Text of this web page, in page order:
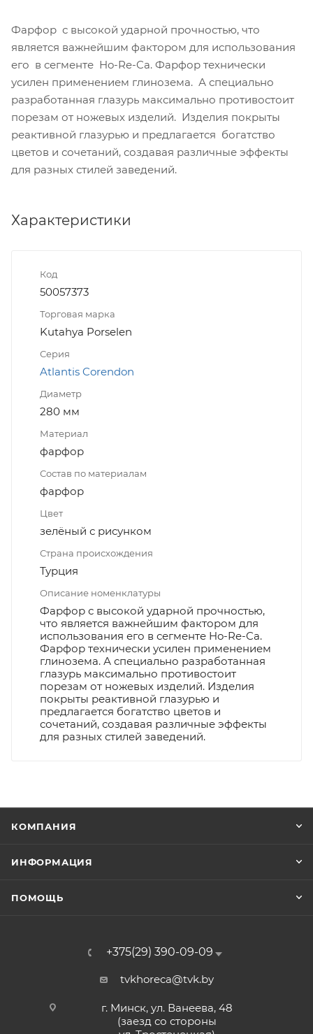
Фарфор с высокой ударной прочностью, что
является важнейшим фактором для использования
его в сегменте Ho-Re-Ca. Фарфор технически
усилен применением глинозема. А специально
разработанная глазурь максимально противостоит
порезам от ножевых изделий. Изделия покрыты
реактивной глазурью и предлагается богатство
цветов и сочетаний, создавая различные эффекты
для разных стилей заведений.
Характеристики
Код
50057373
Торговая марка
Kutahya Porselen
Серия
Atlantis Corendon
Диаметр
280 мм
Материал
фарфор
Состав по материалам
фарфор
Цвет
зелёный с рисунком
Страна происхождения
Турция
Описание номенклатуры
Фарфор с высокой ударной прочностью,
что является важнейшим фактором для
использования его в сегменте Ho-Re-Ca.
Фарфор технически усилен применением
глинозема. А специально разработанная
глазурь максимально противостоит
порезам от ножевых изделий. Изделия
покрыты реактивной глазурью и
предлагается богатство цветов и
сочетаний, создавая различные эффекты
для разных стилей заведений.
КОМПАНИЯ
ИНФОРМАЦИЯ
ПОМОЩЬ
+375(29) 390-09-09
tvkhoreca@tvk.by
г. Минск, ул. Ванеева, 48
(заезд со стороны